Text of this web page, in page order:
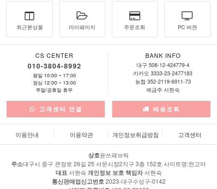
최근본상품 마이페이지 주문조회 PC 버젼
CS CENTER
010-3804-8992
평일 10:00 ~ 17:00
점심 12:00 ~ 13:00
주말/공휴일 휴무
BANK INFO
대구 508-12-424779-4
카카오 3333-23-2477183
농협 352-2119-6911-73
예금주 서현숙
고객센터 연결 배송조회
이용안내 이용약관 개인정보취급방침 고객센터
상호윤쓰패브릭
주소대구시 중구 큰장로 26길 25 서문시장2지구 3층 152호 사이트명:천고아
대표 서현숙 개인정보 보호 책임자서현숙
통신판매업신고번호 2023-대구수성구-0142